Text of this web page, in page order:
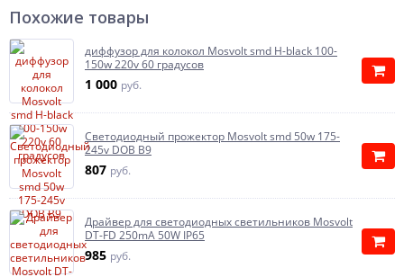
Похожие товары
диффузор для колокол Mosvolt smd H-black 100-
150w 220v 60 градусов
1 000 руб.
Светодиодный прожектор Mosvolt smd 50w 175-
245v DOB B9
807 руб.
Драйвер для светодиодных светильников Mosvolt
DT-FD 250mA 50W IP65
985 руб.